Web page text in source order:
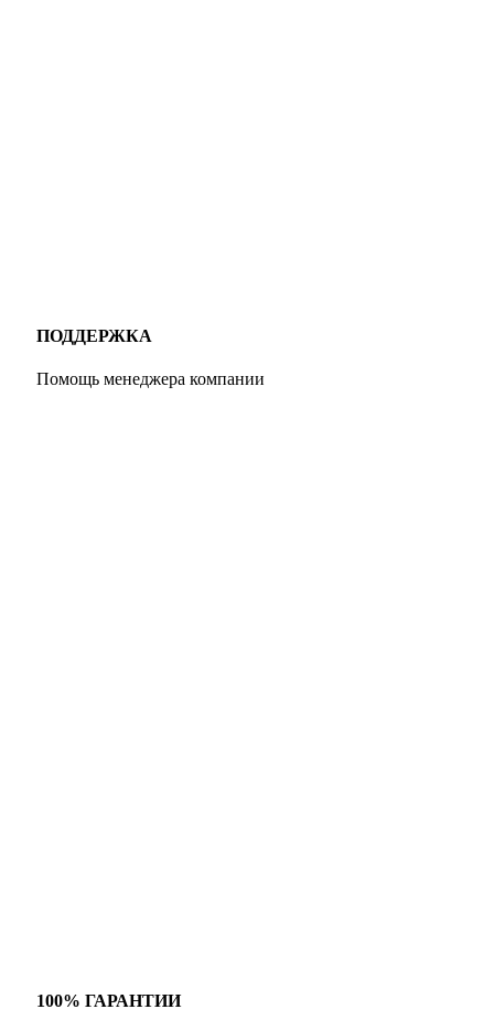
ПОДДЕРЖКА
Помощь менеджера компании
100% ГАРАНТИИ